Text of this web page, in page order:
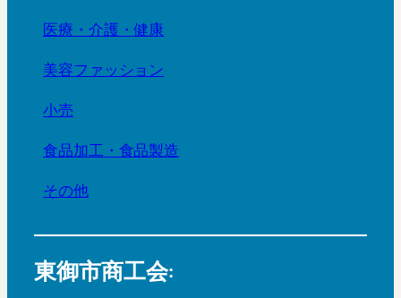
医療・介護・健康
美容ファッション
小売
食品加工・食品製造
その他
東御市商工会: